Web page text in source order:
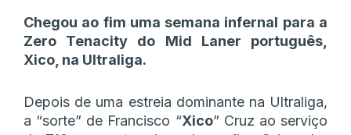
Chegou ao fim uma semana infernal para a
Zero Tenacity do Mid Laner português,
Xico, na Ultraliga.
Depois de uma estreia dominante na Ultraliga,
a “sorte” de Francisco “Xico” Cruz ao serviço